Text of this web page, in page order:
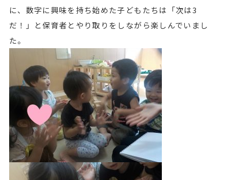
に、数字に興味を持ち始めた子どもたちは「次は3
だ！」と保育者とやり取りをしながら楽しんでいまし
た。